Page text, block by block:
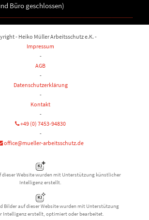
Büro geschlossen)
- Heiko Müller Arbeitsschutz e.K. -
Impressum
-
AGB
-
Datenschutzerklärung
-
Kontakt
-
+49 (0) 7453-94830
-
office@mueller-arbeitsschutz.de
dieser Website wurden mit Unterstützung künstlicher
Intelligenz erstellt.
Bilder auf dieser Website wurden mit Unterstützung
Intelligenz erstellt, optimiert oder bearbeitet.